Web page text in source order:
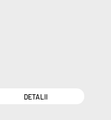
DETALII